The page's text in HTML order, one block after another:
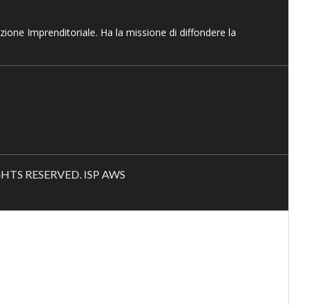
Imprenditoriale. Ha la missione di diffondere la
RESERVED. ISP AWS